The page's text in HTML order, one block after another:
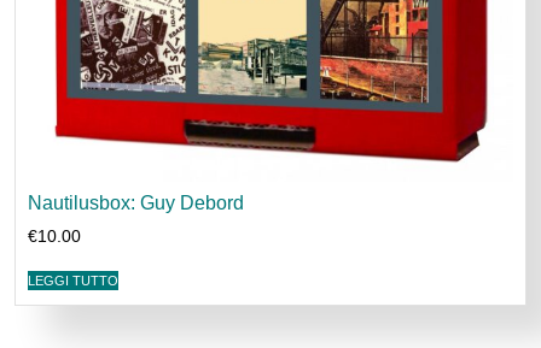
Nautilusbox: Guy Debord
€10.00
LEGGI TUTTO